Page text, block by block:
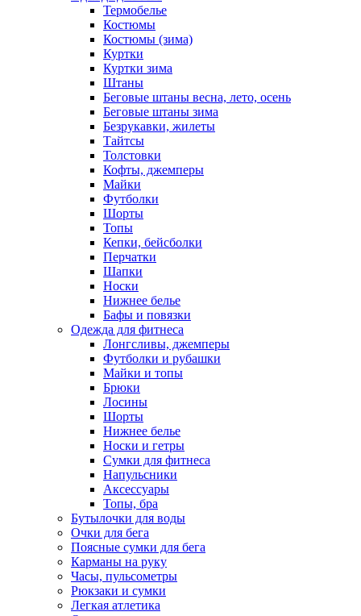
Термобелье
Костюмы
Костюмы (зима)
Куртки
Куртки зима
Штаны
Беговые штаны весна, лето, осень
Беговые штаны зима
Безрукавки, жилеты
Тайтсы
Толстовки
Кофты, джемперы
Майки
Футболки
Шорты
Топы
Кепки, бейсболки
Перчатки
Шапки
Носки
Нижнее белье
Бафы и повязки
Одежда для фитнеса
Лонгсливы, джемперы
Футболки и рубашки
Майки и топы
Брюки
Лосины
Шорты
Нижнее белье
Носки и гетры
Сумки для фитнеса
Напульсники
Аксессуары
Топы, бра
Бутылочки для воды
Очки для бега
Поясные сумки для бега
Карманы на руку
Часы, пульсометры
Рюкзаки и сумки
Легкая атлетика